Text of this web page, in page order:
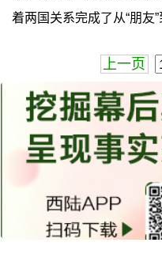
着两国关系完成了从“朋友”
上一页